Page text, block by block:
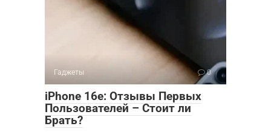
Гаджеты 0
iPhone 16e: Отзывы Первых
Пользователей – Стоит ли
Брать?